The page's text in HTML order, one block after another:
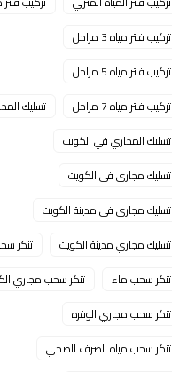
تركيب فلتر مياه 3 مراحل
تركيب فلتر مياه 5 مراحل
تركيب فلتر مياه 7 مراحل
تسليك
تسليك المجاري في الكويت
تسليك مجارى فى الكويت
تسليك مجاري في مدينة الكويت
تسليك مجاري مدينة الكويت
تنكر
تنكر سحب ماء
تنكر سحب مجاري
تنكر سحب مجاري الوفره
تنكر سحب مياه الصرف الصحي